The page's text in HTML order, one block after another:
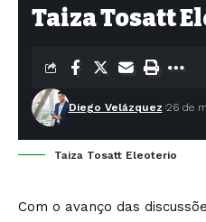
Taiza Tosatt
Diego Velázquez 26 de
Taiza Tosatt Eleoterio
Com o avanço das